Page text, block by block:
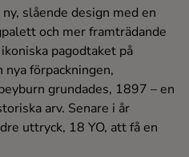
slående design med en
och mer framträdande
pagodtaket på
förpackningen,
grundades, 1897 – en
arv. Senare i år
uttryck, 18 YO, att få en